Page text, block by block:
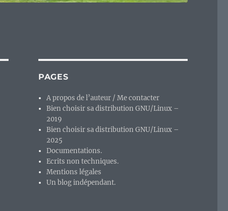
PAGES
A propos de l’auteur / Me contacter
Bien choisir sa distribution GNU/Linux –
2019
Bien choisir sa distribution GNU/Linux –
2025
Documentations.
Ecrits non techniques.
Mentions légales
Un blog indépendant.